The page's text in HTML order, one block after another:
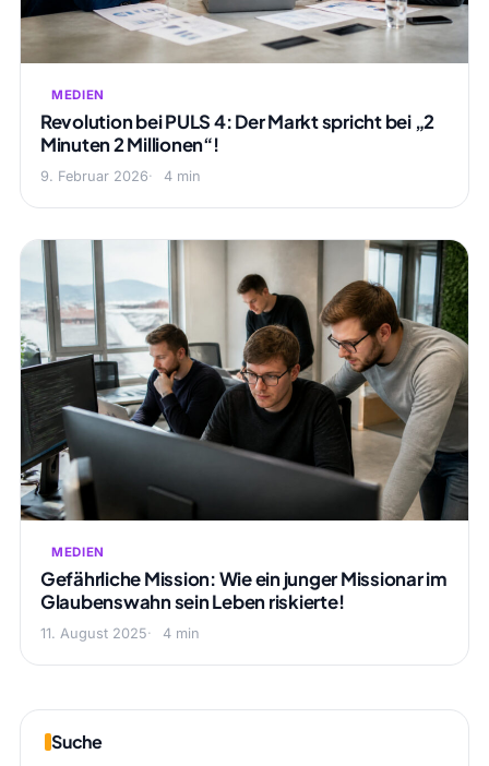
MEDIEN
Revolution bei PULS 4: Der Markt spricht bei „2
Minuten 2 Millionen“!
9. Februar 2026 4 min
MEDIEN
Gefährliche Mission: Wie ein junger Missionar im
Glaubenswahn sein Leben riskierte!
11. August 2025 4 min
Suche